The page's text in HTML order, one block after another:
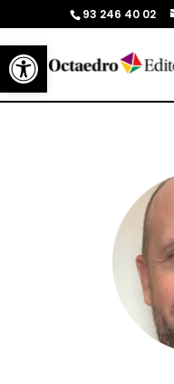
Abrir barra de herramientas
93 246 40 02